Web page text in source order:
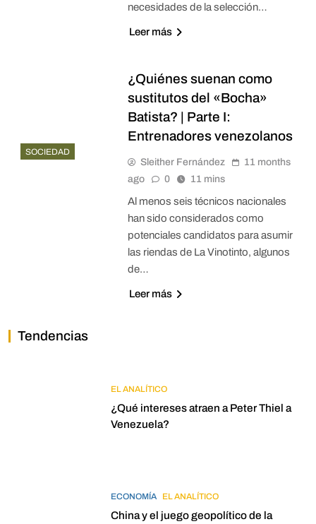
necesidades de la selección…
Leer más
SOCIEDAD
¿Quiénes suenan como
sustitutos del «Bocha»
Batista? | Parte I:
Entrenadores venezolanos
Sleither Fernández
11 months
ago
0 11 mins
Al menos seis técnicos nacionales
han sido considerados como
potenciales candidatos para asumir
las riendas de La Vinotinto, algunos
de…
Leer más
Tendencias
EL ANALÍTICO
¿Qué intereses atraen a Peter Thiel a
Venezuela?
ECONOMÍA EL ANALÍTICO
China y el juego geopolítico de la